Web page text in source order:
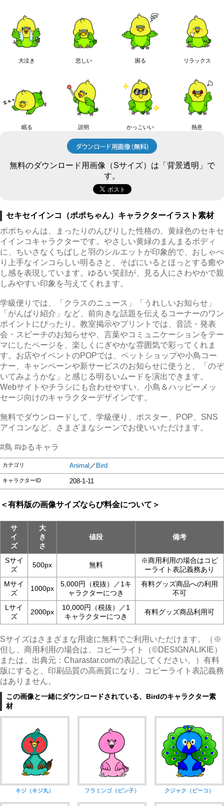
大泣き 悲しい 困る リラックス
眠る 説明 かっこいい 熱意
無料のダウンロード用画像（Sサイズ）は「背景透明」で
す。
セキセイインコ（ポポちゃん）キャラクターイラスト素材
ポポちゃんは、まったりのんびりした性格の、黄緑色のセキセ
イインコキャラクターです。やさしい黄緑のまんまるボディ
に、ちいさなくちばしと羽のシルエットが印象的で、おしゃべ
り上手なインコらしい明るさと、そばにいるとほっとする癒や
し感を表現しています。ゆるい笑顔が、見る人にさわやかで親
しみやすい印象を与えてくれます。
学級便りでは、「クラスのニュース」「うれしいお知らせ」
「がんばり紹介」など、前向きな話題を伝えるコーナーのワン
ポイントにぴったり。教室掲示やプリントでは、音読・発表
会・スピーチのお知らせや、言葉やコミュニケーションをテー
マにしたページを、楽しくにぎやかな雰囲気で彩ってくれま
す。お店やイベントのPOPでは、ペットショップや小鳥コー
ナー、キャンペーンや新サービスのお知らせに使うと、「のぞ
いてみようかな」と感じる明るいムードを演出できます。
Webサイトやチラシにも合わせやすい、小鳥＆ハッピーメッ
セージ向けのキャラクターデザインです。
無料でダウンロードして、学級便り、ポスター、POP、SNS
アイコンなど、さまざまなシーンでお使いいただけます。
#鳥 #ゆるキャラ
カテゴリ Animal ／ Bird
キャラクターID 208-1-11
＜有料版の画像サイズならび料金について＞
サ
イ
ズ
大
き
さ
値段 備考
Sサイ
ズ
500px 無料
※商用利用の場合はコピ
ーライト表記義務あり
Mサイ
ズ
1000px
5,000円（税抜）／1キ
ャラクターにつき
有料グッズ商品への利用
不可
Lサイ
ズ
2000px
10,000円（税抜）／1
キャラクターにつき
有料グッズ商品利用可
Sサイズはさまざまな用途に無料でご利用いただけます。（※
但し、商用利用の場合は、コピーライト（©︎DESIGNALIKIE）
または、出典元：Charastar.comの表記してください。）有料
版にすると、印刷品質の高画質になり、コピーライト表記義務
はありません。
この画像と一緒にダウンロードされている、Birdのキャラクター素
材
キジ（キジ丸） フラミンゴ（ピン子） クジャク（ピーコ）